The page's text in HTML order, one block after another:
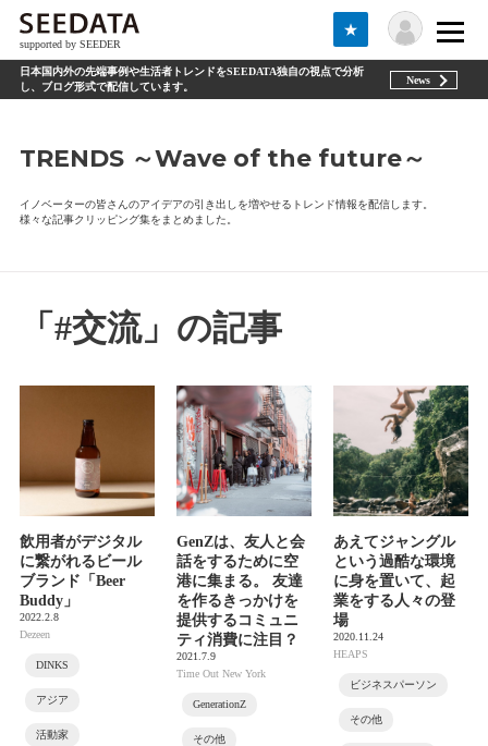
supported by SEEDER
★
日本国内外の先端事例や生活者トレンドをSEEDATA独自の視点で分析
し、ブログ形式で配信しています。
News
TRENDS ～Wave of the future～
イノベーターの皆さんのアイデアの引き出しを増やせるトレンド情報を配信します。
様々な記事クリッピング集をまとめました。
「#交流」の記事
飲用者がデジタル
に繋がれるビール
ブランド「Beer
Buddy」
2022.2.8
Dezeen
DINKS
アジア
活動家
GenZは、友人と会
話をするために空
港に集まる。 友達
を作るきっかけを
提供するコミュニ
ティ消費に注目？
2021.7.9
Time Out New York
GenerationZ
その他
あえてジャングル
という過酷な環境
に身を置いて、起
業をする人々の登
場
2020.11.24
HEAPS
ビジネスパーソン
その他